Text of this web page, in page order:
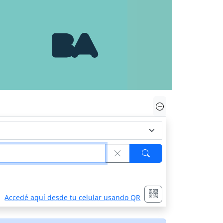
Accedé aquí desde tu celular usando QR